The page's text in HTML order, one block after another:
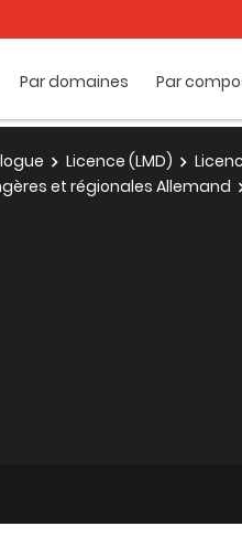
Par domaines Par
Licence (LMD)
et régionales Allemand